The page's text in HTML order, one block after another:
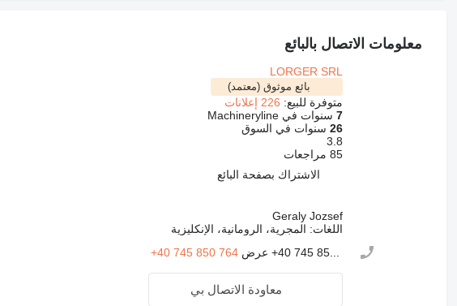
معلومات الاتصال بالبائع
LORGER SRL
بائع موثوق (معتمد)
متوفرة للبيع: 226 إعلانات
7سنوات في Machineryline
26سنوات في السوق
3.8
85 مراجعات
الاشتراك بصفحة البائع
Geraly Jozsef
اللغات: المجرية، الرومانية، الإنكليزية
+40 745 85... عرض +40 745 850 764
معاودة الاتصال بي